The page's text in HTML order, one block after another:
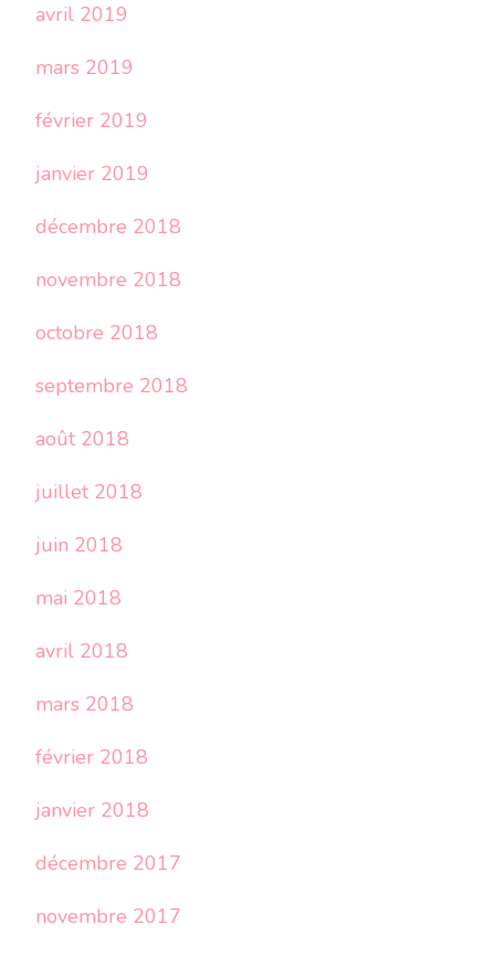
avril 2019
mars 2019
février 2019
janvier 2019
décembre 2018
novembre 2018
octobre 2018
septembre 2018
août 2018
juillet 2018
juin 2018
mai 2018
avril 2018
mars 2018
février 2018
janvier 2018
décembre 2017
novembre 2017